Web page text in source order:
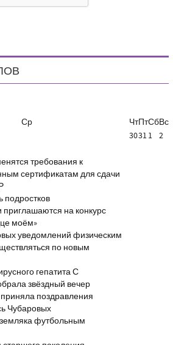
Ср ЧтПтСбВс
30311 2
требования к
сертификатам для сдачи
подростков
на конкурс
моём»
уведомлений физическим
по новым
гепатита С
звёздный вечер
поздравления
Чубаровых
футбольным